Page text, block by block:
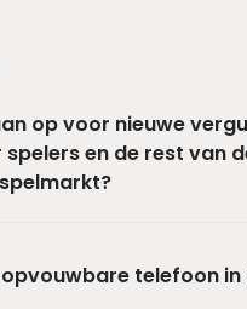
op voor nieuwe
en de rest van
telefoon in